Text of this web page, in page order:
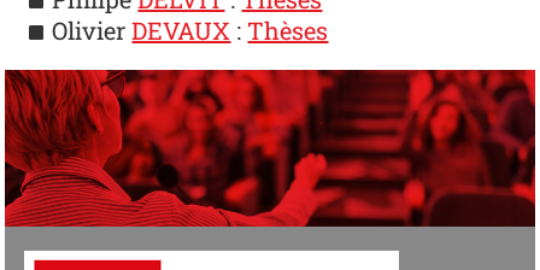
OlivierDEVAUX : Thèses